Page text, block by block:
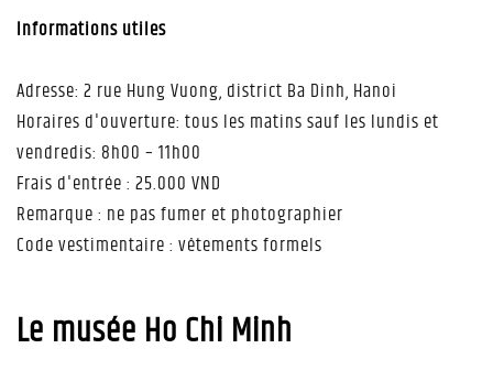
Informations utiles
Adresse: 2 rue Hung Vuong, district Ba Dinh, Hanoi
Horaires d'ouverture: tous les matins sauf les lundis et
vendredis: 8h00 – 11h00
Frais d'entrée : 25.000 VND
Remarque : ne pas fumer et photographier
Code vestimentaire : vêtements formels
Le musée Ho Chi Minh